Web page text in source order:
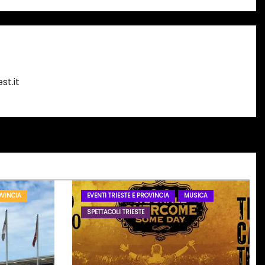
EVENTI TRIESTE E PROVINCIA
MUSICA
SPETTACOLI TRIESTE